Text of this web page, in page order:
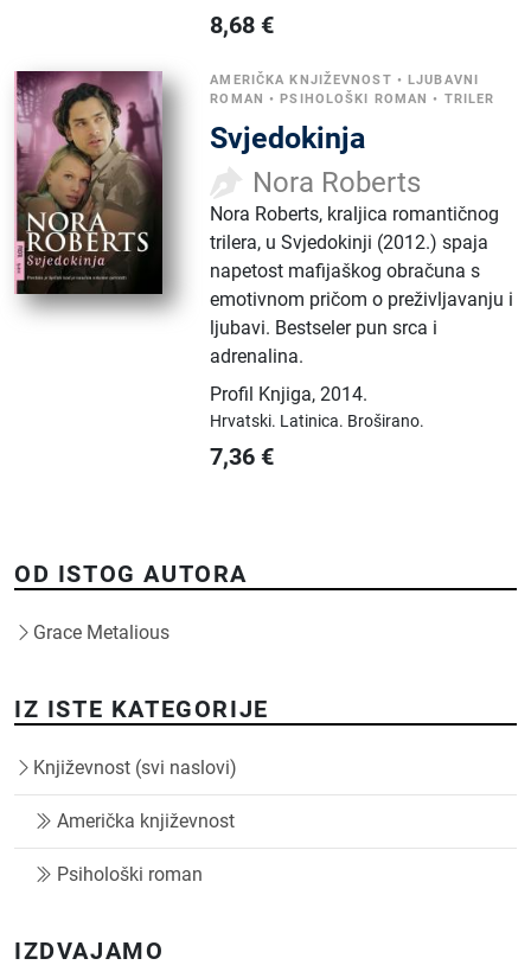
8,68 €
AMERIČKA KNJIŽEVNOST •LJUBAVNI
ROMAN •PSIHOLOŠKI ROMAN • TRILER
Svjedokinja
Nora Roberts
Nora Roberts, kraljica romantičnog
trilera, u Svjedokinji (2012.) spaja
napetost mafijaškog obračuna s
emotivnom pričom o preživljavanju i
ljubavi. Bestseler pun srca i
adrenalina.
Profil Knjiga,2014.
Hrvatski. Latinica. Broširano.
7,36 €
OD ISTOG AUTORA
Grace Metalious
IZ ISTE KATEGORIJE
Književnost (svi naslovi)
Američka književnost
Psihološki roman
IZDVAJAMO